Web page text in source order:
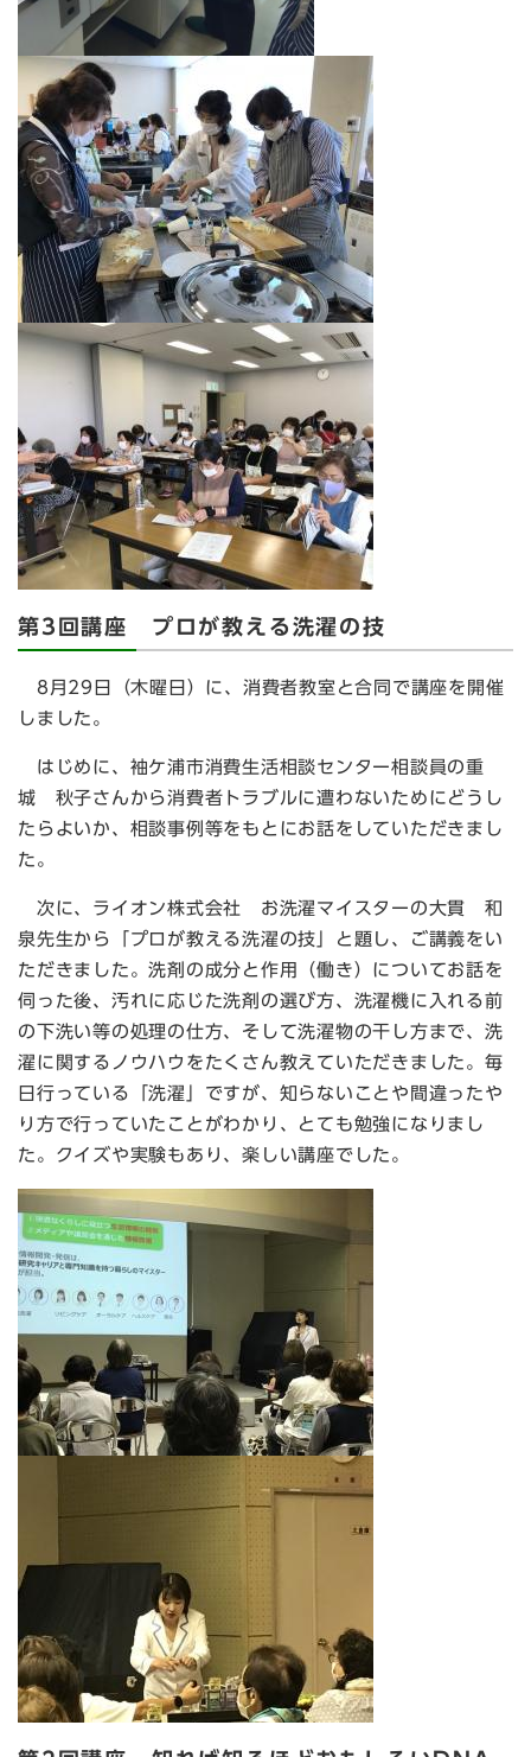
第3回講座 プロが教える洗濯の技
8月29日（木曜日）に、消費者教室と合同で講座を開催
しました。
はじめに、袖ケ浦市消費生活相談センター相談員の重
城 秋子さんから消費者トラブルに遭わないためにどうし
たらよいか、相談事例等をもとにお話をしていただきまし
た。
次に、ライオン株式会社 お洗濯マイスターの大貫 和
泉先生から「プロが教える洗濯の技」と題し、ご講義をい
ただきました。洗剤の成分と作用（働き）についてお話を
伺った後、汚れに応じた洗剤の選び方、洗濯機に入れる前
の下洗い等の処理の仕方、そして洗濯物の干し方まで、洗
濯に関するノウハウをたくさん教えていただきました。毎
日行っている「洗濯」ですが、知らないことや間違ったや
り方で行っていたことがわかり、とても勉強になりまし
た。クイズや実験もあり、楽しい講座でした。